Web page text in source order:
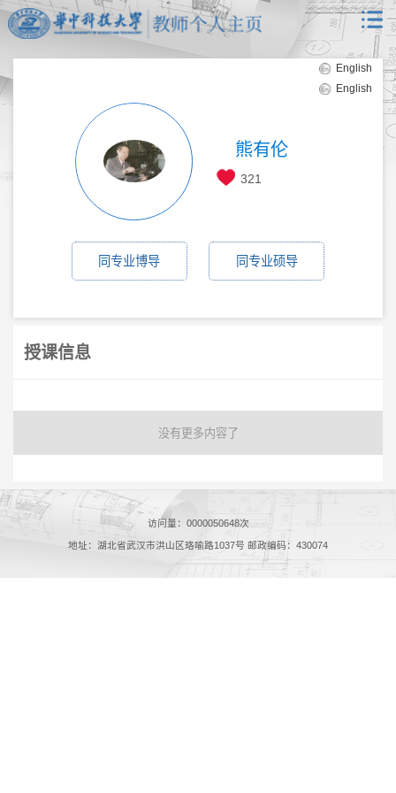
English
English
熊有伦
321
同专业博导 同专业硕导
授课信息
没有更多内容了
访问量： 0000050648次
地址：湖北省武汉市洪山区珞喻路1037号 邮政编码：430074